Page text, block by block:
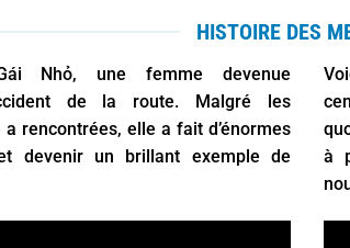
HISTOIRE DES
Nhỏ, une femme devenue
de la route. Malgré les
rencontrées, elle a fait d’énormes
devenir un brillant exemple de
à